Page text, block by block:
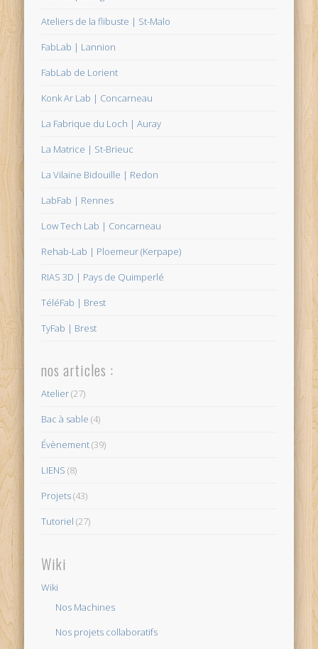
Ateliers de la flibuste | St-Malo
FabLab | Lannion
FabLab de Lorient
Konk Ar Lab | Concarneau
La Fabrique du Loch | Auray
La Matrice | St-Brieuc
La Vilaine Bidouille | Redon
LabFab | Rennes
Low Tech Lab | Concarneau
Rehab-Lab | Ploemeur (Kerpape)
RIAS 3D | Pays de Quimperlé
TéléFab | Brest
TyFab | Brest
nos articles :
Atelier(27)
Bac à sable (4)
Évènement(39)
LIENS (8)
Projets(43)
Tutoriel (27)
Wiki
Wiki
Nos Machines
Nos projets collaboratifs